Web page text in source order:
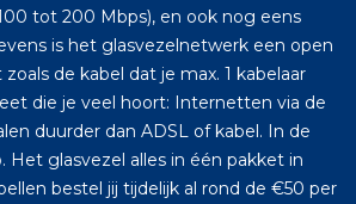
tot 200 Mbps), en ook nog eens
is het glasvezelnetwerk een open
de kabel dat je max. 1 kabelaar
die je veel hoort: Internetten via de
duurder dan ADSL of kabel. In de
Het glasvezel alles in één pakket in
bestel jij tijdelijk al rond de €50 per